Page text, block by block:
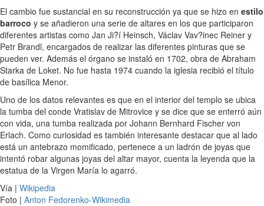
El cambio fue sustancial en su reconstrucción ya que se hizo en estilo
barroco y se añadieron una serie de altares en los que participaron
diferentes artistas como Jan Ji?í Heinsch, Václav Vav?inec Reiner y
Petr Brandl, encargados de realizar las diferentes pinturas que se
pueden ver. Además el órgano se instaló en 1702, obra de Abraham
Starka de Loket. No fue hasta 1974 cuando la iglesia recibió el título
de basílica Menor.
Uno de los datos relevantes es que en el interior del templo se ubica
la tumba del conde Vratislav de Mitrovice y se dice que se enterró aún
con vida, una tumba realizada por Johann Bernhard Fischer von
Erlach. Como curiosidad es también interesante destacar que al lado
está un antebrazo momificado, pertenece a un ladrón de joyas que
intentó robar algunas joyas del altar mayor, cuenta la leyenda que la
estatua de la Virgen María lo agarró.
Vía | Wikipedia
Foto | Anton Fedorenko-Wikimedia